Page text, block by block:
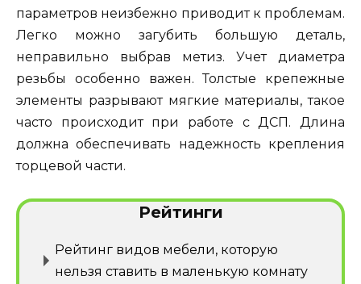
параметров неизбежно приводит к проблемам.
Легко можно загубить большую деталь,
неправильно выбрав метиз. Учет диаметра
резьбы особенно важен. Толстые крепежные
элементы разрывают мягкие материалы, такое
часто происходит при работе с ДСП. Длина
должна обеспечивать надежность крепления
торцевой части.
Рейтинги
Рейтинг видов мебели, которую
нельзя ставить в маленькую комнату